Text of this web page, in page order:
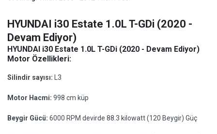
HYUNDAI i30 Estate 1.0L T-GDi (2020 -
Devam Ediyor)
HYUNDAI i30 Estate 1.0L T-GDi (2020 - Devam Ediyor)
Motor Özellikleri:
Silindir sayısı: L3
Motor Hacmi: 998 cm küp
Beygir Gücü: 6000 RPM devirde 88.3 kilowatt (120 Beygir) Güç